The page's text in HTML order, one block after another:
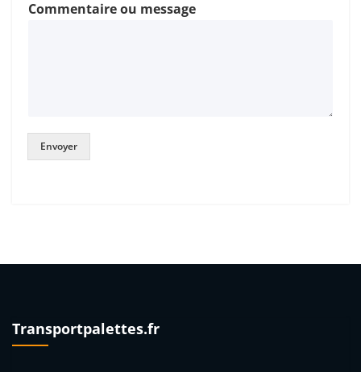
Commentaire ou message
Envoyer
Transportpalettes.fr